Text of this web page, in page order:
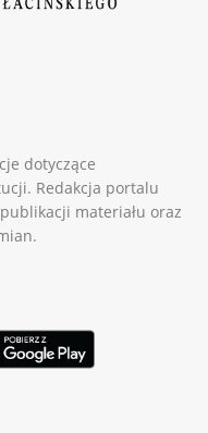
dotyczące
Redakcja portalu
materiału oraz